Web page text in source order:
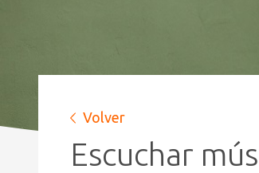
Volver
Escuchar